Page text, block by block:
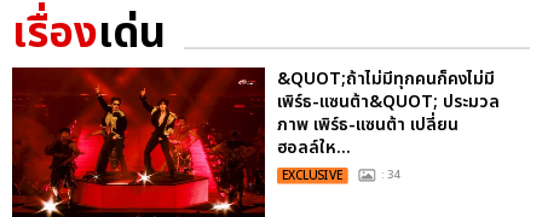
เรื่องเด่น
&QUOT;ถ้าไม่มีทุกคนก็คงไม่มี
เพิร์ธ-แซนต้า&QUOT; ประมวล
ภาพ เพิร์ธ-แซนต้า เปลี่ยน
ฮอลล์ให...
EXCLUSIVE : 34